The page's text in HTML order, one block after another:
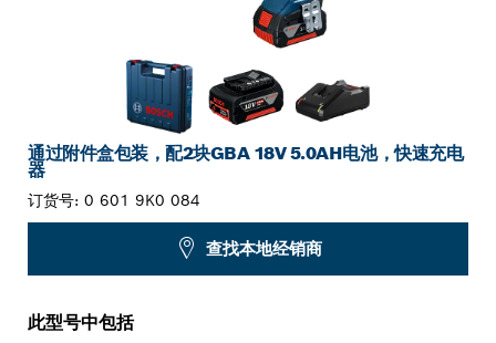
通过附件盒包装，配2块GBA 18V 5.0AH电池，快速充电
器
订货号: 0 601 9K0 084
查找本地经销商
此型号中包括